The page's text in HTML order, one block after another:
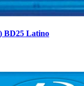
BD25 Latino